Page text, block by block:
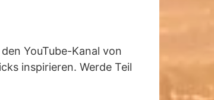
YouTube-Kanal von
inspirieren. Werde Teil